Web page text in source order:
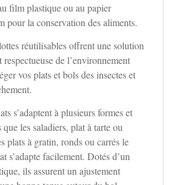
film plastique ou au papier
pour la conservation des aliments.
réutilisables offrent une solution
respectueuse de l’environnement
vos plats et bols des insectes et
s’adaptent à plusieurs formes et
que les saladiers, plat à tarte ou
plats à gratin, ronds ou carrés le
s’adapte facilement. Dotés d’un
ils assurent un ajustement